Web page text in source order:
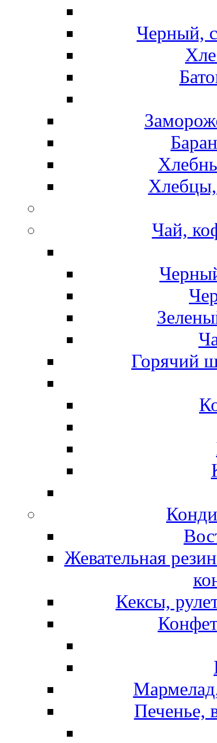
Черный,
Хлебцы,
Чай,
Горячий
Жевательная
Кексы,
Печенье,